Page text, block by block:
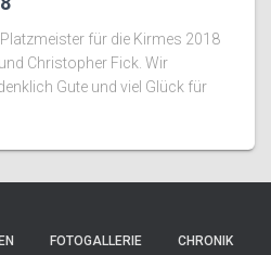
für die Kirmes 2018
Christopher Fick. Wir
Gute und viel Glück für
FOTOGALLERIE CHRONIK